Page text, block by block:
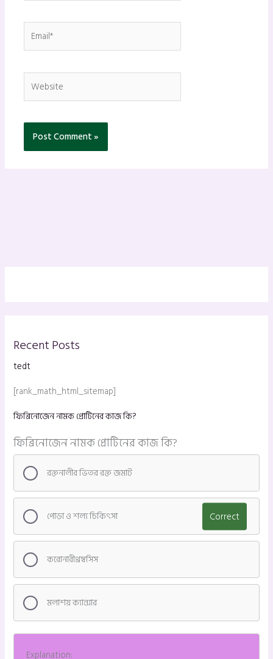
Recent Posts
tedt
[rank_math_html_sitemap]
ফিব্রিনোজেন নামক প্রোটিনের কাজ কি?
ফিব্রিনোজেন নামক প্রোটিনের কাজ কি?
রক্তনালীর ভিতর রক্ত জমাট
পোড়া ও শল্য চিকিৎসা Correct
করোনারীথ্রম্বসিস
মলাশয় ক্যান্সার
Explanation: